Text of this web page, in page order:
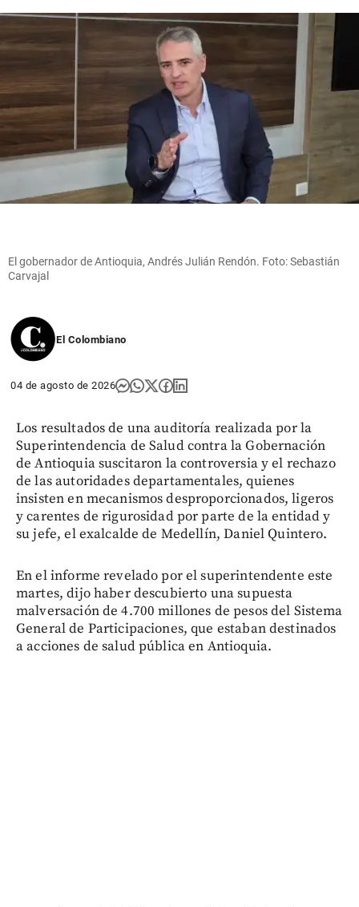
El gobernador de Antioquia, Andrés Julián Rendón. Foto: Sebastián
Carvajal
El Colombiano
04 de agosto de 2026
Los resultados de una auditoría realizada por la
Superintendencia de Salud contra la Gobernación
de Antioquia suscitaron la controversia y el rechazo
de las autoridades departamentales, quienes
insisten en mecanismos desproporcionados, ligeros
y carentes de rigurosidad por parte de la entidad y
su jefe, el exalcalde de Medellín, Daniel Quintero.
En el informe revelado por el superintendente este
martes, dijo haber descubierto una supuesta
malversación de 4.700 millones de pesos del Sistema
General de Participaciones, que estaban destinados
a acciones de salud pública en Antioquia.